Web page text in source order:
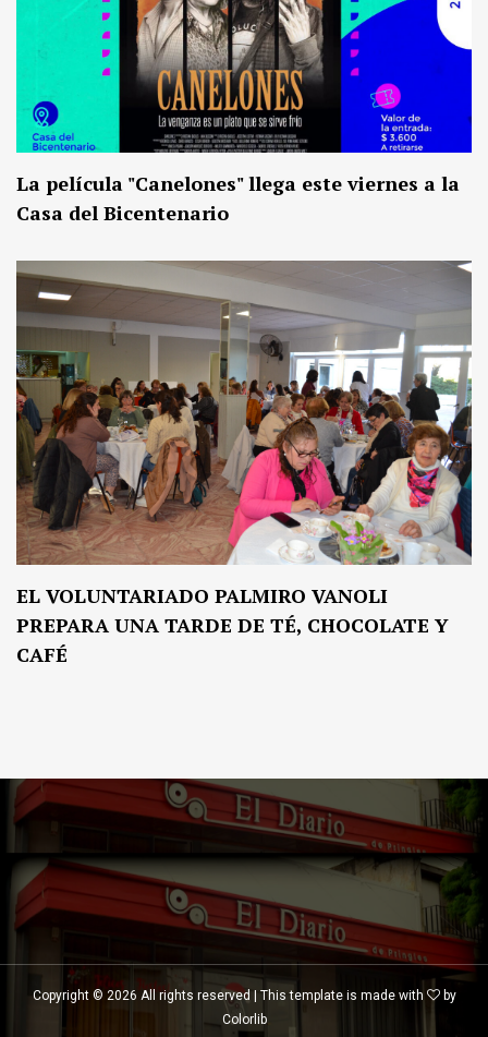
La película "Canelones" llega este viernes a la
Casa del Bicentenario
EL VOLUNTARIADO PALMIRO VANOLI
PREPARA UNA TARDE DE TÉ, CHOCOLATE Y
CAFÉ
Copyright © 2026 All rights reserved | This template is made with
by
Colorlib